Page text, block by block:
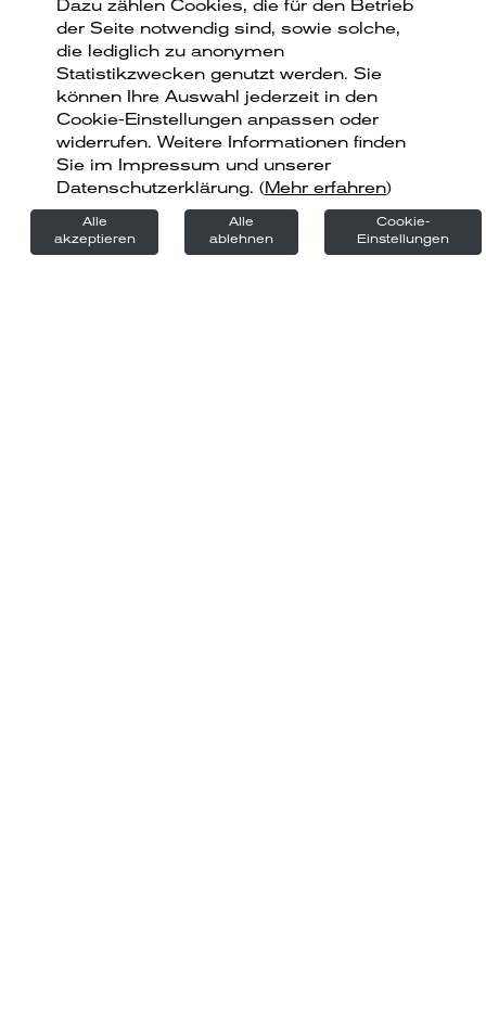
Dazu zählen Cookies, die für den Betrieb
der Seite notwendig sind, sowie solche,
die lediglich zu anonymen
Statistikzwecken genutzt werden. Sie
können Ihre Auswahl jederzeit in den
Cookie-Einstellungen anpassen oder
widerrufen. Weitere Informationen finden
Sie im Impressum und unserer
Datenschutzerklärung. (Mehr erfahren)
Alle
akzeptieren
Alle
ablehnen
Cookie-
Einstellungen